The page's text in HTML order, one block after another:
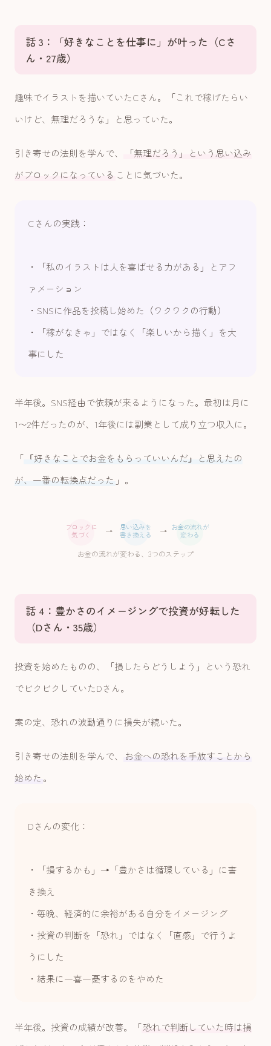
話 3：「好きなことを仕事に」が叶った（Cさ
ん・27歳）
趣味でイラストを描いていたCさん。「これで稼げたらい
いけど、無理だろうな」と思っていた。
引き寄せの法則を学んで、
「無理だろう」という思い込み
がブロックになっている ことに気づいた。
Cさんの実践：
・「私のイラストは人を喜ばせる力がある」とアフ
ァメーション
・SNSに作品を投稿し始めた（ワクワクの行動）
・「稼がなきゃ」ではなく「楽しいから描く」を大
事にした
半年後。SNS経由で依頼が来るようになった。最初は月に
1〜2件だったのが、1年後には副業として成り立つ収入に。
「 『好きなことでお金をもらっていいんだ』と思えたの
が、一番の転換点だった 」。
ブロックに
気づく → 思い込みを
書き換える → お金の流れが
変わる
お金の流れが変わる、3つのステップ
話 4：豊かさのイメージングで投資が好転した
（Dさん・35歳）
投資を始めたものの、「損したらどうしよう」という恐れ
でビクビクしていたDさん。
案の定、恐れの波動通りに損失が続いた。
引き寄せの法則を学んで、
お金への恐れを手放すことから
始めた 。
Dさんの変化：
・「損するかも」→「豊かさは循環している」に書
き換え
・毎晩、経済的に余裕がある自分をイメージング
・投資の判断を「恐れ」ではなく「直感」で行うよ
うにした
・結果に一喜一憂するのをやめた
半年後。投資の成績が改善。「恐れで判断していた時は損